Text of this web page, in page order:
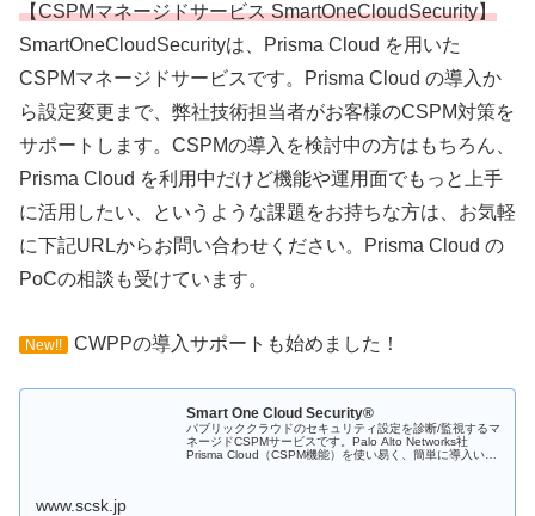
【CSPMマネージドサービス SmartOneCloudSecurity】
SmartOneCloudSecurityは、Prisma Cloud を用いた
CSPMマネージドサービスです。Prisma Cloud の導入か
ら設定変更まで、弊社技術担当者がお客様のCSPM対策を
サポートします。CSPMの導入を検討中の方はもちろん、
Prisma Cloud を利用中だけど機能や運用面でもっと上手
に活用したい、というような課題をお持ちな方は、お気軽
に下記URLからお問い合わせください。Prisma Cloud の
PoCの相談も受けています。
New!! CWPPの導入サポートも始めました！
Smart One Cloud Security®
パブリッククラウドのセキュリティ設定を診断/監視するマ
ネージドCSPMサービスです。Palo Alto Networks社
Prisma Cloud（CSPM機能）を使い易く、簡単に導入いた
www.scsk.jp